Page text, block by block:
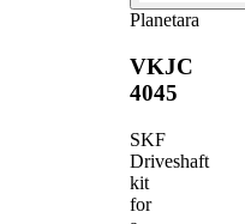
Planetara
VKJC
4045
SKF
Driveshaft
kit
for